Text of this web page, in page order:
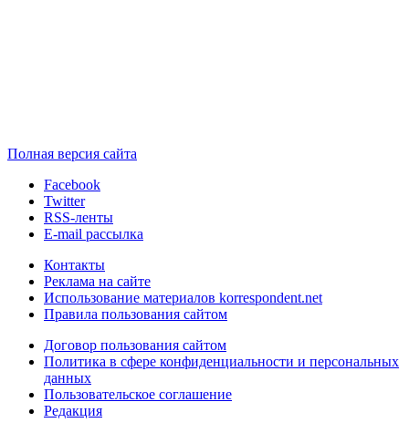
Полная версия сайта
Facebook
Twitter
RSS-ленты
E-mail рассылка
Контакты
Реклама на сайте
Использование материалов korrespondent.net
Правила пользования сайтом
Договор пользования сайтом
Политика в сфере конфиденциальности и персональных
данных
Пользовательское соглашение
Редакция